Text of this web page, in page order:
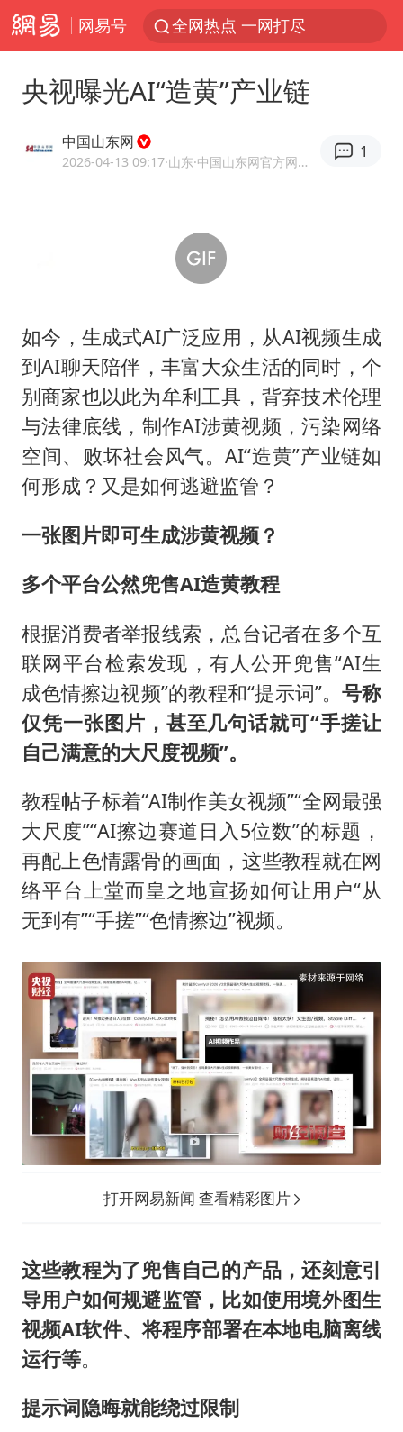
网易号 全网热点 一网打尽
央视曝光AI“造黄”产业链
中国山东网
2026-04-13 09:17·山东 ·中国山东网官方网易号
1
如今，生成式AI广泛应用，从AI视频生成
到AI聊天陪伴，丰富大众生活的同时，个
别商家也以此为牟利工具，背弃技术伦理
与法律底线，制作AI涉黄视频，污染网络
空间、败坏社会风气。AI“造黄”产业链如
何形成？又是如何逃避监管？
一张图片即可生成涉黄视频？
多个平台公然兜售AI造黄教程
根据消费者举报线索，总台记者在多个互
联网平台检索发现，有人公开兜售“AI生
成色情擦边视频”的教程和“提示词”。 号称
仅凭一张图片，甚至几句话就可“手搓让
自己满意的大尺度视频”。
教程帖子标着“AI制作美女视频”“全网最强
大尺度”“AI擦边赛道日入5位数”的标题，
再配上色情露骨的画面，这些教程就在网
络平台上堂而皇之地宣扬如何让用户“从
无到有”“手搓”“色情擦边”视频。
打开网易新闻 查看精彩图片
这些教程为了兜售自己的产品，还刻意引
导用户如何规避监管，比如使用境外图生
视频AI软件、将程序部署在本地电脑离线
运行等。
提示词隐晦就能绕过限制